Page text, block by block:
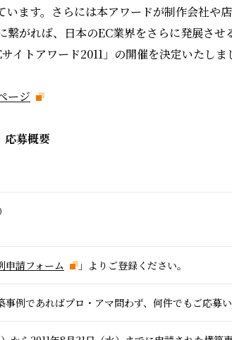
います。さらには本アワードが制作会社や
繋がれば、日本のEC業界をさらに発展させ
イトアワード2011」の開催を決定いたしま
ージ
応募概要
申請フォーム 」よりご登録ください。
事例であればプロ・アマ問わず、何件でもご応募い